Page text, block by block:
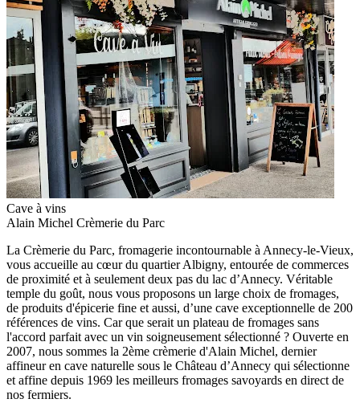
Cave à vins
Alain Michel Crèmerie du Parc
La Crèmerie du Parc, fromagerie incontournable à Annecy-le-Vieux,
vous accueille au cœur du quartier Albigny, entourée de commerces
de proximité et à seulement deux pas du lac d’Annecy. Véritable
temple du goût, nous vous proposons un large choix de fromages,
de produits d'épicerie fine et aussi, d’une cave exceptionnelle de 200
références de vins. Car que serait un plateau de fromages sans
l'accord parfait avec un vin soigneusement sélectionné ? Ouverte en
2007, nous sommes la 2ème crèmerie d'Alain Michel, dernier
affineur en cave naturelle sous le Château d’Annecy qui sélectionne
et affine depuis 1969 les meilleurs fromages savoyards en direct de
nos fermiers.